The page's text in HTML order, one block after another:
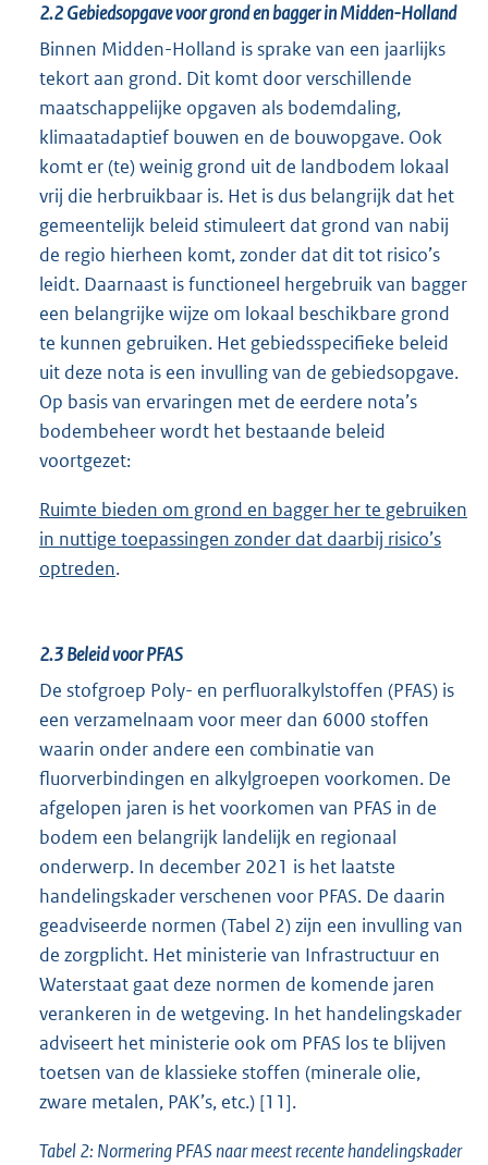
2.2Gebiedsopgave voor grond en bagger in Midden-Holland
Binnen Midden-Holland is sprake van een jaarlijks
tekort aan grond. Dit komt door verschillende
maatschappelijke opgaven als bodemdaling,
klimaatadaptief bouwen en de bouwopgave. Ook
komt er (te) weinig grond uit de landbodem lokaal
vrij die herbruikbaar is. Het is dus belangrijk dat het
gemeentelijk beleid stimuleert dat grond van nabij
de regio hierheen komt, zonder dat dit tot risico’s
leidt. Daarnaast is functioneel hergebruik van bagger
een belangrijke wijze om lokaal beschikbare grond
te kunnen gebruiken. Het gebiedsspecifieke beleid
uit deze nota is een invulling van de gebiedsopgave.
Op basis van ervaringen met de eerdere nota’s
bodembeheer wordt het bestaande beleid
voortgezet:
Ruimte bieden om grond en bagger her te gebruiken
in nuttige toepassingen zonder dat daarbij risico’s
optreden.
2.3Beleid voor PFAS
De stofgroep Poly- en perfluoralkylstoffen (PFAS) is
een verzamelnaam voor meer dan 6000 stoffen
waarin onder andere een combinatie van
fluorverbindingen en alkylgroepen voorkomen. De
afgelopen jaren is het voorkomen van PFAS in de
bodem een belangrijk landelijk en regionaal
onderwerp. In december 2021 is het laatste
handelingskader verschenen voor PFAS. De daarin
geadviseerde normen (Tabel 2) zijn een invulling van
de zorgplicht. Het ministerie van Infrastructuur en
Waterstaat gaat deze normen de komende jaren
verankeren in de wetgeving. In het handelingskader
adviseert het ministerie ook om PFAS los te blijven
toetsen van de klassieke stoffen (minerale olie,
zware metalen, PAK’s, etc.) [11].
Tabel 2: Normering PFAS naar meest recente handelingskader